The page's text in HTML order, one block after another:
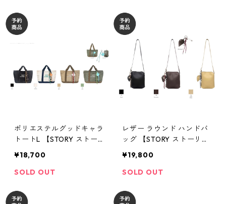
ポリエステルグッドキャラ
トートL 【STORY ストー
約】 3A- 1858 -4 2604c
¥18,700
SOLD OUT
レザー ラウンド ハンドバ
ッグ 【STORY ストーリ
3A-1856-4 2604c
¥19,800
SOLD OUT